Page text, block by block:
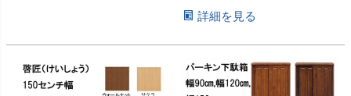
詳細を見る